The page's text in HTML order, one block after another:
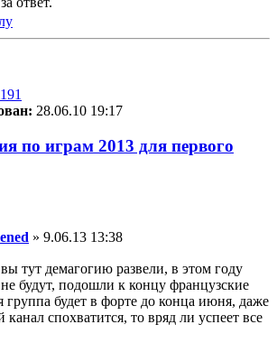
191
28.06.10 19:17
по играм 2013 для первого
» 9.06.13 13:38
тут демагогию развели, в этом году
будут, подошли к концу французские
группа будет в форте до конца июня, даже
спохватится, то вряд ли успеет все